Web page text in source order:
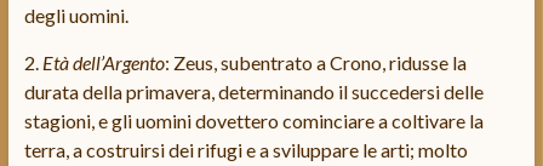
degli uomini.
2. Età dell’Argento: Zeus, subentrato a Crono, ridusse la
durata della primavera, determinando il succedersi delle
stagioni, e gli uomini dovettero cominciare a coltivare la
terra, a costruirsi dei rifugi e a sviluppare le arti; molto